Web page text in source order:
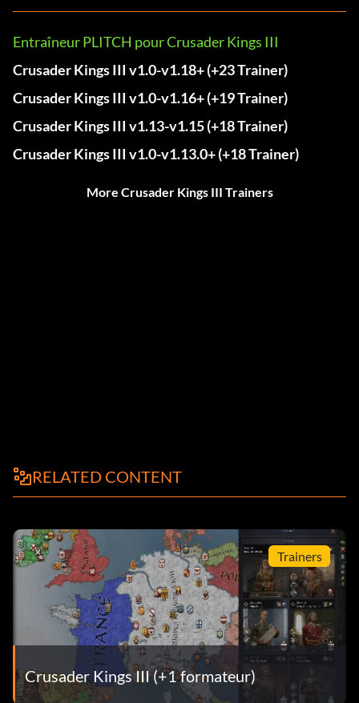
Entraîneur PLITCH pour Crusader Kings III
Crusader Kings III v1.0-v1.18+ (+23 Trainer)
Crusader Kings III v1.0-v1.16+ (+19 Trainer)
Crusader Kings III v1.13-v1.15 (+18 Trainer)
Crusader Kings III v1.0-v1.13.0+ (+18 Trainer)
More Crusader Kings III Trainers
RELATED CONTENT
Trainers
Crusader Kings III (+1 formateur)